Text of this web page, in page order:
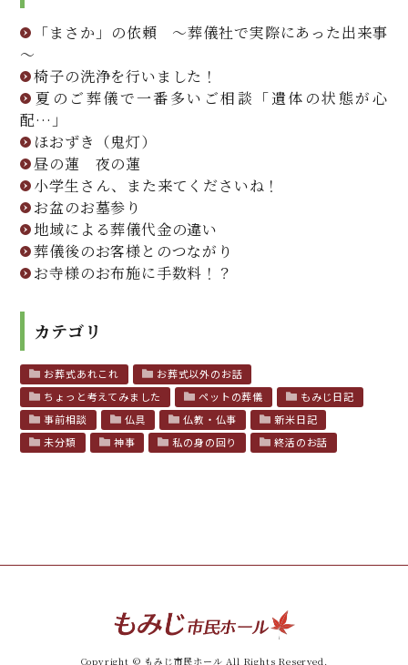
「まさか」の依頼 ～葬儀社で実際にあった出来事
～
椅子の洗浄を行いました！
夏のご葬儀で一番多いご相談「遺体の状態が心
配…」
ほおずき（鬼灯）
昼の蓮 夜の蓮
小学生さん、また来てくださいね！
お盆のお墓参り
地域による葬儀代金の違い
葬儀後のお客様とのつながり
お寺様のお布施に手数料！？
カテゴリ
お葬式あれこれ
お葬式以外のお話
ちょっと考えてみました
ペットの葬儀
もみじ日記
事前相談
仏具 仏教・仏事
新米日記
未分類
神事 私の身の回り 終活のお話
Copyright © もみじ市民ホール All Rights Reserved.